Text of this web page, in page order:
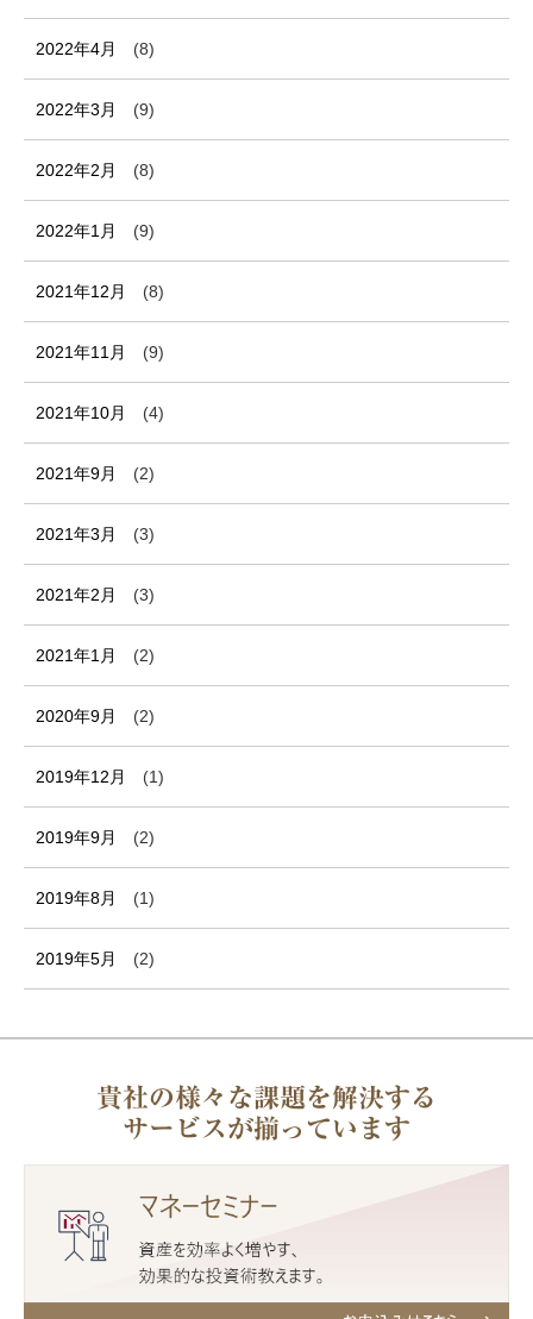
2022年4月 (8)
2022年3月 (9)
2022年2月 (8)
2022年1月 (9)
2021年12月 (8)
2021年11月 (9)
2021年10月 (4)
2021年9月 (2)
2021年3月 (3)
2021年2月 (3)
2021年1月 (2)
2020年9月 (2)
2019年12月 (1)
2019年9月 (2)
2019年8月 (1)
2019年5月 (2)
貴社の様々な課題を解決する
サービスが揃っています